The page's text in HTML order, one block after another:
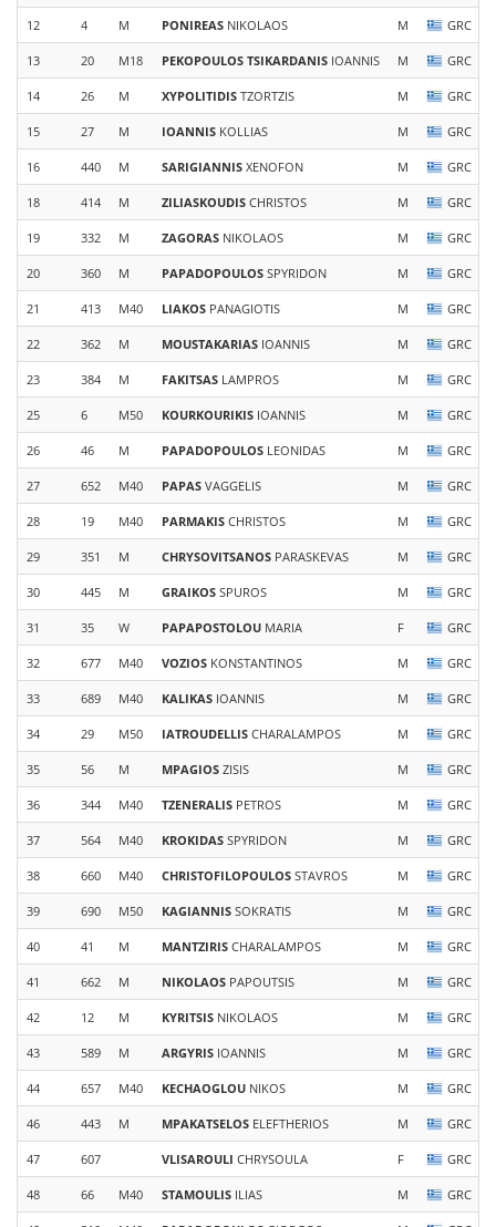
12 4 M PONIREAS NIKOLAOS M GRC
13 20 M18 PEKOPOULOS TSIKARDANIS IOANNIS M GRC
14 26 M XYPOLITIDIS TZORTZIS M GRC
15 27 M IOANNIS KOLLIAS M GRC
16 440 M SARIGIANNIS XENOFON M GRC
18 414 M ZILIASKOUDIS CHRISTOS M GRC
19 332 M ZAGORAS NIKOLAOS M GRC
20 360 M PAPADOPOULOS SPYRIDON M GRC
21 413 M40 LIAKOS PANAGIOTIS M GRC
22 362 M MOUSTAKARIAS IOANNIS M GRC
23 384 M FAKITSAS LAMPROS M GRC
25 6 M50 KOURKOURIKIS IOANNIS M GRC
26 46 M PAPADOPOULOS LEONIDAS M GRC
27 652 M40 PAPAS VAGGELIS M GRC
28 19 M40 PARMAKIS CHRISTOS M GRC
29 351 M CHRYSOVITSANOS PARASKEVAS M GRC
30 445 M GRAIKOS SPUROS M GRC
31 35 W PAPAPOSTOLOU MARIA F GRC
32 677 M40 VOZIOS KONSTANTINOS M GRC
33 689 M40 KALIKAS IOANNIS M GRC
34 29 M50 IATROUDELLIS CHARALAMPOS M GRC
35 56 M MPAGIOS ZISIS M GRC
36 344 M40 TZENERALIS PETROS M GRC
37 564 M40 KROKIDAS SPYRIDON M GRC
38 660 M40 CHRISTOFILOPOULOS STAVROS M GRC
39 690 M50 KAGIANNIS SOKRATIS M GRC
40 41 M MANTZIRIS CHARALAMPOS M GRC
41 662 M NIKOLAOS PAPOUTSIS M GRC
42 12 M KYRITSIS NIKOLAOS M GRC
43 589 M ARGYRIS IOANNIS M GRC
44 657 M40 KECHAOGLOU NIKOS M GRC
46 443 M MPAKATSELOS ELEFTHERIOS M GRC
47 607 VLISAROULI CHRYSOULA F GRC
48 66 M40 STAMOULIS ILIAS M GRC